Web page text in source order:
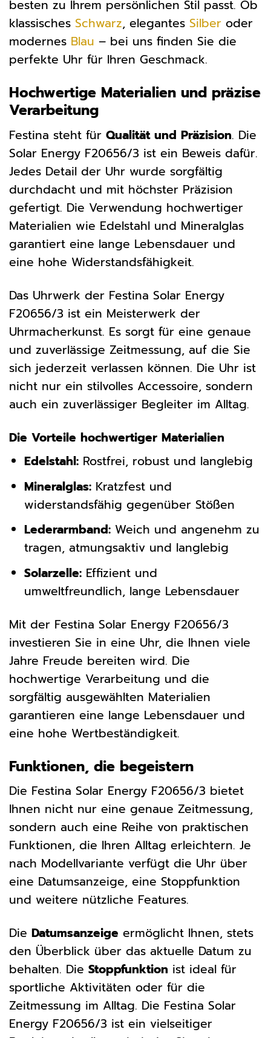
besten zu Ihrem persönlichen Stil passt. Ob
klassisches Schwarz, elegantes Silber oder
modernes Blau – bei uns finden Sie die
perfekte Uhr für Ihren Geschmack.
Hochwertige Materialien und präzise
Verarbeitung
Festina steht für Qualität und Präzision. Die
Solar Energy F20656/3 ist ein Beweis dafür.
Jedes Detail der Uhr wurde sorgfältig
durchdacht und mit höchster Präzision
gefertigt. Die Verwendung hochwertiger
Materialien wie Edelstahl und Mineralglas
garantiert eine lange Lebensdauer und
eine hohe Widerstandsfähigkeit.
Das Uhrwerk der Festina Solar Energy
F20656/3 ist ein Meisterwerk der
Uhrmacherkunst. Es sorgt für eine genaue
und zuverlässige Zeitmessung, auf die Sie
sich jederzeit verlassen können. Die Uhr ist
nicht nur ein stilvolles Accessoire, sondern
auch ein zuverlässiger Begleiter im Alltag.
Die Vorteile hochwertiger Materialien
Edelstahl:Rostfrei, robust und langlebig
Mineralglas:Kratzfest und
widerstandsfähig gegenüber Stößen
Lederarmband:Weich und angenehm zu
tragen, atmungsaktiv und langlebig
Solarzelle:Effizient und
umweltfreundlich, lange Lebensdauer
Mit der Festina Solar Energy F20656/3
investieren Sie in eine Uhr, die Ihnen viele
Jahre Freude bereiten wird. Die
hochwertige Verarbeitung und die
sorgfältig ausgewählten Materialien
garantieren eine lange Lebensdauer und
eine hohe Wertbeständigkeit.
Funktionen, die begeistern
Die Festina Solar Energy F20656/3 bietet
Ihnen nicht nur eine genaue Zeitmessung,
sondern auch eine Reihe von praktischen
Funktionen, die Ihren Alltag erleichtern. Je
nach Modellvariante verfügt die Uhr über
eine Datumsanzeige, eine Stoppfunktion
und weitere nützliche Features.
Die Datumsanzeige ermöglicht Ihnen, stets
den Überblick über das aktuelle Datum zu
behalten. Die Stoppfunktion ist ideal für
sportliche Aktivitäten oder für die
Zeitmessung im Alltag. Die Festina Solar
Energy F20656/3 ist ein vielseitiger